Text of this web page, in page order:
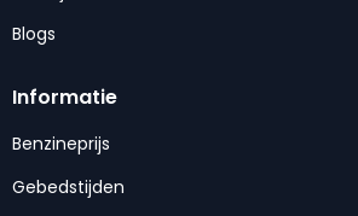
Blogs
Informatie
Benzineprijs
Gebedstijden